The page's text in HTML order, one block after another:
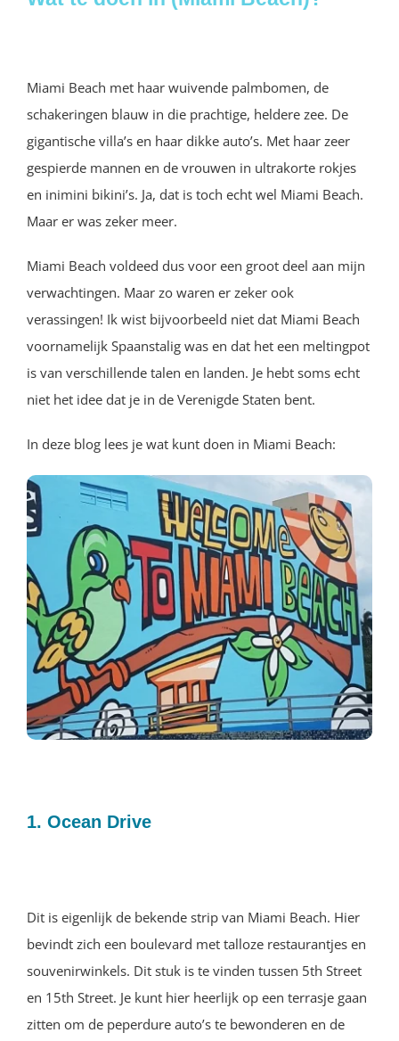
Miami Beach met haar wuivende palmbomen, de
schakeringen blauw in die prachtige, heldere zee. De
gigantische villa’s en haar dikke auto’s. Met haar zeer
gespierde mannen en de vrouwen in ultrakorte rokjes
en inimini bikini’s. Ja, dat is toch echt wel Miami Beach.
Maar er was zeker meer.
Miami Beach voldeed dus voor een groot deel aan mijn
verwachtingen. Maar zo waren er zeker ook
verassingen! Ik wist bijvoorbeeld niet dat Miami Beach
voornamelijk Spaanstalig was en dat het een meltingpot
is van verschillende talen en landen. Je hebt soms echt
niet het idee dat je in de Verenigde Staten bent.
In deze blog lees je wat kunt doen in Miami Beach:
1. Ocean Drive
Dit is eigenlijk de bekende strip van Miami Beach. Hier
bevindt zich een boulevard met talloze restaurantjes en
souvenirwinkels. Dit stuk is te vinden tussen 5th Street
en 15th Street. Je kunt hier heerlijk op een terrasje gaan
zitten om de peperdure auto’s te bewonderen en de